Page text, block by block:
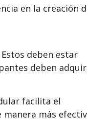
en la creación
deben estar
deben
facilita el
más